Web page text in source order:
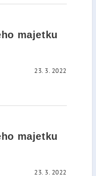
majetku
23. 3. 2022
majetku
23. 3. 2022